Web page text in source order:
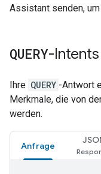
Assistant senden,
QUERY-
Ihre QUERY -Antwort
Merkmale, die von
werden.
Anfrage